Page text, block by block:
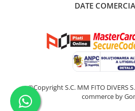
DATE
©Copyright S.C. MM FITO DIVERS
commerce by